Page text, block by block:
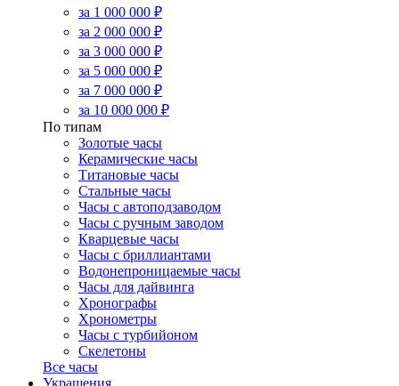
за 1 000 000 ₽
за 2 000 000 ₽
за 3 000 000 ₽
за 5 000 000 ₽
за 7 000 000 ₽
за 10 000 000 ₽
По типам
Золотые часы
Керамические часы
Титановые часы
Стальные часы
Часы с автоподзаводом
Часы с ручным заводом
Кварцевые часы
Часы с бриллиантами
Водонепроницаемые часы
Часы для дайвинга
Хронографы
Хронометры
Часы с турбийоном
Скелетоны
Все часы